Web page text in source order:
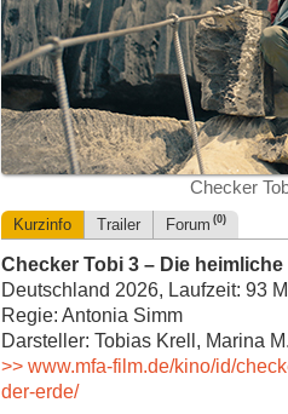
Checker
Kurzinfo Trailer Forum (0)
Checker Tobi 3 – Die
Deutschland 2026, Laufzeit: 93
Regie: Antonia Simm
Darsteller: Tobias Krell, Marina
>> www.mfa-film.de/kino/id/
der-erde/